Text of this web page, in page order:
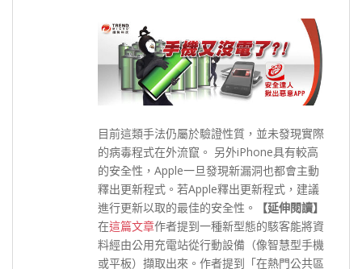
目前這類手法仍屬於驗證性質，並未發現實際
的病毒程式在外流竄。 另外iPhone具有較高
的安全性，Apple一旦發現新漏洞也都會主動
釋出更新程式。若Apple釋出更新程式，建議
進行更新以取的最佳的安全性。
【延伸閱讀】
在這篇文章作者提到一種新型態的駭客能將資
料經由公用充電站從行動設備（像智慧型手機
或平板）擷取出來。作者提到「在熱門公共區